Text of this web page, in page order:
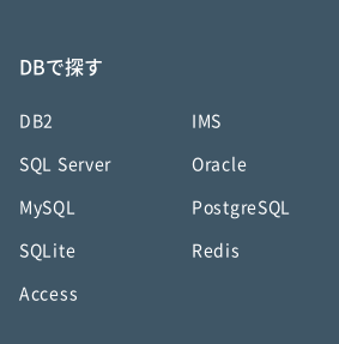
DBで探す
DB2 IMS
SQL Server Oracle
MySQL PostgreSQL
SQLite Redis
Access